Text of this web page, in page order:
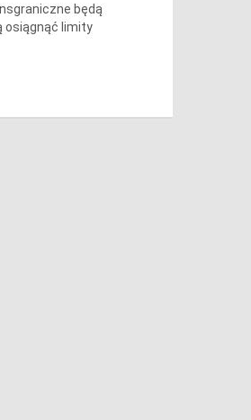
będą
osiągnąć limity